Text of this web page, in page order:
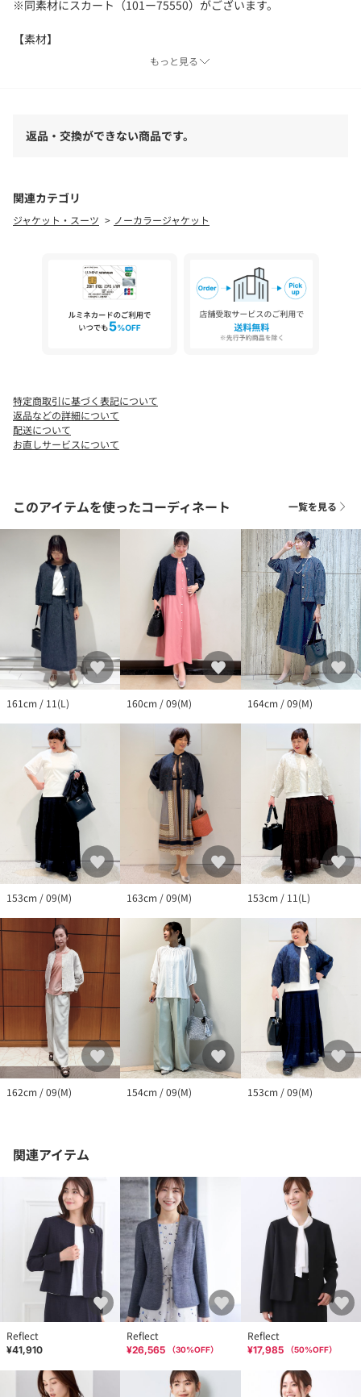
※同素材にスカート（101ー75550）がございます。
【素材】
通気性に富んだツイードメッシュストレッチ素材です。
れる軽やかな素材感になっています。
・ポケットなし
・裏地なし
ます。また、パソコン・スマートフォンなどの環境により、若干
製品と画像のカラーが異なる場合もございます。
もっと見る
返品・交換ができない商品です。
関連カテゴリ
ジャケット・スーツ ノーカラージャケット
特定商取引に基づく表記について
返品などの詳細について
配送について
お直しサービスについて
このアイテムを使ったコーディネート 一覧を見る
161cm / 11(L) 160cm / 09(M) 164cm / 09(M)
153cm / 09(M) 163cm / 09(M) 153cm / 11(L)
162cm / 09(M) 154cm / 09(M) 153cm / 09(M)
関連アイテム
Reflect
¥41,910
Reflect
¥26,565 （30%OFF）
Reflect
¥17,985 （50%OFF）